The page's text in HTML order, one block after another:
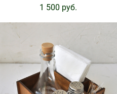
1 500 pуб.